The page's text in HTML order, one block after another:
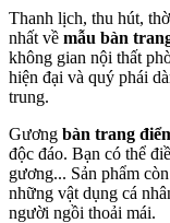
Thanh lịch, thu hút,
nhất về mẫu bàn
không gian nội thất
hiện đại và quý phái
trung.
Gương bàn trang
độc đáo. Bạn có thể
gương... Sản phẩm
những vật dụng cá
người ngồi thoải mái.